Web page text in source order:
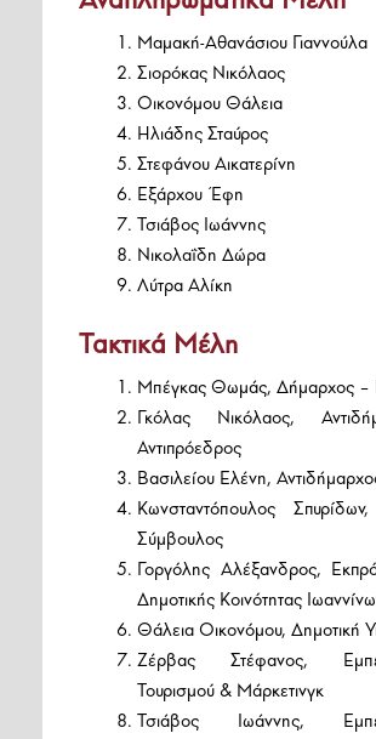
Μαμακή-Αθανάσιου Γιαννούλα
Σιορόκας Νικόλαος
Οικονόμου Θάλεια
Ηλιάδης Σταύρος
Στεφάνου Αικατερίνη
Εξάρχου Έφη
Τσιάβος Ιωάννης
Νικολαΐδη Δώρα
Λύτρα Αλίκη
Τακτικά Μέλη
Μπέγκας Θωμάς, Δήμαρχος –
Γκόλας Νικόλαος,
Αντιπρόεδρος
Βασιλείου Ελένη,
Κωνσταντόπουλος
Σύμβουλος
Γοργόλης Αλέξανδρος,
Δημοτικής Κοινότητας
Θάλεια Οικονόμου, Δημοτική
Ζέρβας Στέφανος,
Τουρισμού & Μάρκετινγκ
Τσιάβος Ιωάννης,